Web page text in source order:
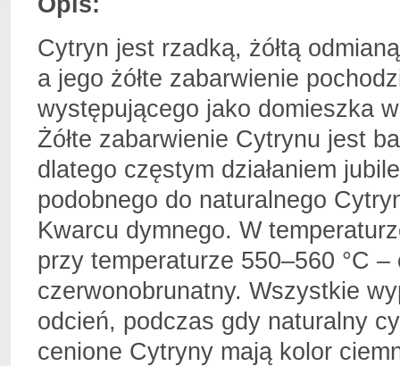
Cytryn jest rzadką, żółtą
a jego żółte zabarwienie
występującego jako domieszka
Żółte zabarwienie Cytrynu jest
dlatego częstym działaniem
podobnego do naturalnego
Kwarcu dymnego. W
przy temperaturze 550–560 °C
czerwonobrunatny. Wszystkie
odcień, podczas gdy naturalny
cenione Cytryny mają kolor